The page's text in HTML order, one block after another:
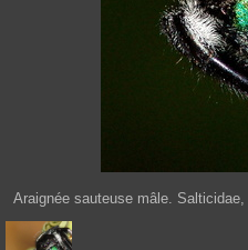
Araignée sauteuse mâle.